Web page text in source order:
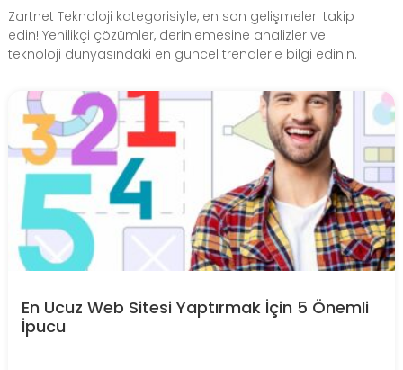
Zartnet Teknoloji kategorisiyle, en son gelişmeleri takip
edin! Yenilikçi çözümler, derinlemesine analizler ve
teknoloji dünyasındaki en güncel trendlerle bilgi edinin.
En Ucuz Web Sitesi Yaptırmak İçin 5 Önemli
İpucu